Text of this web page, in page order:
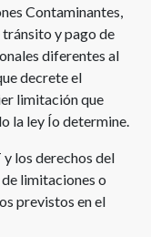
Contaminantes,
y pago de
diferentes al
decrete el
limitación que
la ley Ío determine.
los derechos del
limitaciones o
previstos en el